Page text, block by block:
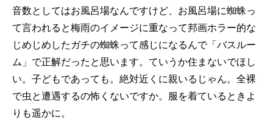
音数としてはお風呂場なんですけど、お風呂場に蜘蛛っ
て言われると梅雨のイメージに重なって邦画ホラー的な
じめじめしたガチの蜘蛛って感じになるんで「バスルー
ム」で正解だったと思います。ていうか住まないでほし
い。子どもであっても。絶対近くに親いるじゃん。全裸
で虫と遭遇するの怖くないですか。服を着ているときよ
りも遥かに。